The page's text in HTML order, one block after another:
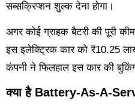
सब्सक्रिप्शन शुल्क देना होगा।
अगर कोई ग्राहक बैटरी की पूरी
इस इलेक्ट्रिक कार को ₹10.25
कंपनी ने फिलहाल इस कार की
क्या है Battery-As-A-